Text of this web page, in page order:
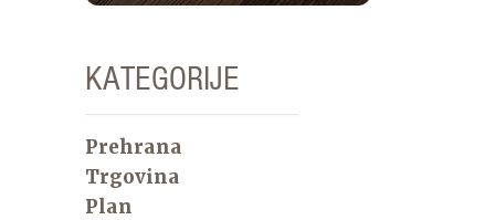
KATEGORIJE
Prehrana
Trgovina
Plan